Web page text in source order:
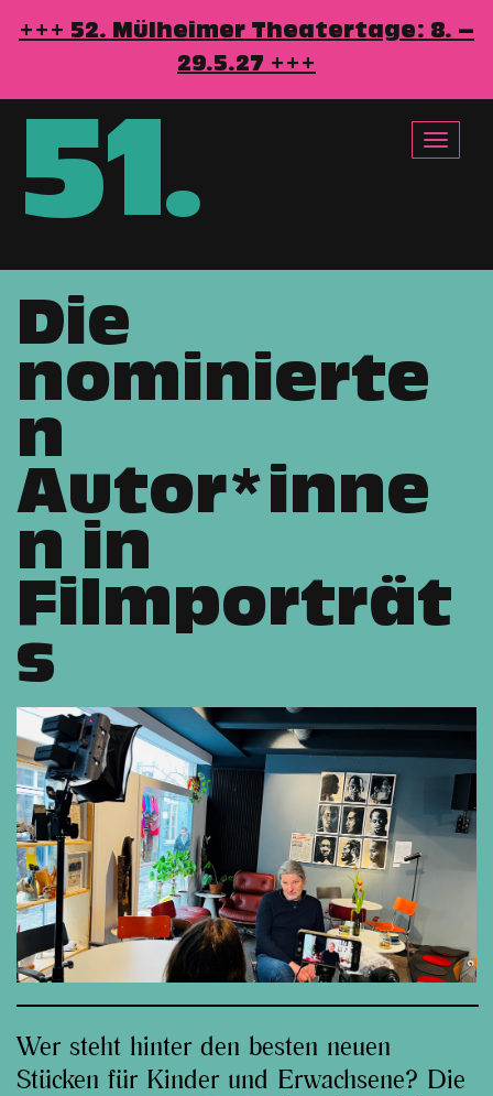
Direkt
zum
Inhalt
+++ 52. Mülheimer Theatertage: 8. –
29.5.27 +++
51.
Toggle
Die
nominierte
n
Autor*inne
n in
Filmporträt
s
Wer steht hinter den besten neuen
Stücken für Kinder und Erwachsene? Die